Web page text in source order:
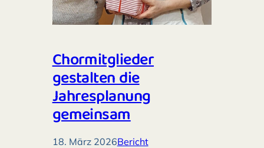
Chormitglieder
gestalten die
Jahresplanung
gemeinsam
18. März 2026Bericht